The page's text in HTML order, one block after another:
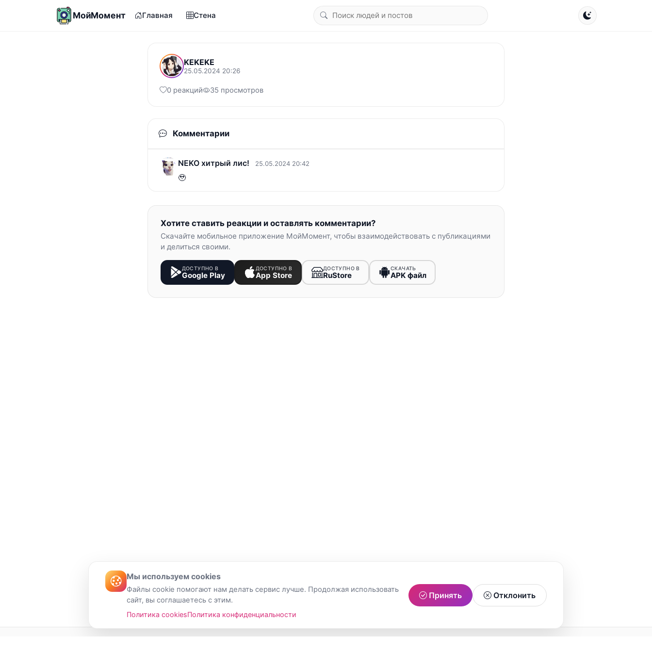
МойМомент Главная Стена
KEKEKE
25.05.2024 20:26
0 реакций 35 просмотров
Комментарии
NEKO хитрый лис! 25.05.2024 20:42
🥹
Хотите ставить реакции и оставлять комментарии?
Скачайте мобильное приложение МойМомент, чтобы взаимодействовать с публикациями
и делиться своими.
ДОСТУПНО В
Google Play
ДОСТУПНО В
App Store
ДОСТУПНО В
RuStore
СКАЧАТЬ
APK файл
Мы используем cookies
Файлы cookie помогают нам делать сервис лучше. Продолжая использовать
сайт, вы соглашаетесь с этим.
Политика cookiesПолитика конфиденциальности
Принять Отклонить